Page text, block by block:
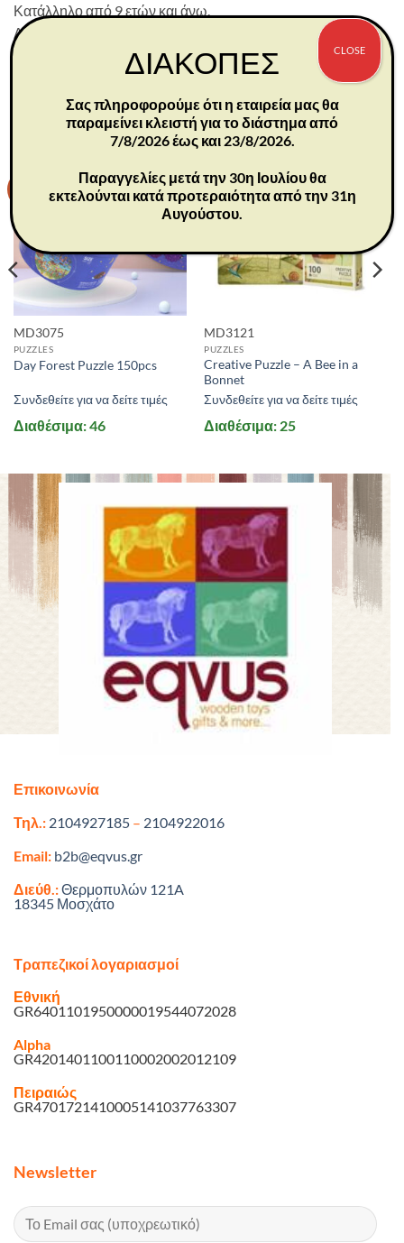
Κατάλληλο από 9 ετών και άνω.
Διαστάσεις συσκευασίας: 25,5×23,5×4,6 εκ.
ΣΧΕΤΙΚΆ ΠΡΟΪΌΝΤΑ
MD3075
PUZZLES
Day Forest Puzzle 150pcs
Συνδεθείτε για να δείτε τιμές
Διαθέσιμα: 46
-30%
MD3121
PUZZLES
Creative Puzzle – A Bee in a
Bonnet
Συνδεθείτε για να δείτε τιμές
Διαθέσιμα: 25
Επικοινωνία
Τηλ.: 2104927185 – 2104922016
Email: b2b@eqvus.gr
Διεύθ.:Θερμοπυλών 121A
18345 Μοσχάτο
Τραπεζικοί λογαριασμοί
Εθνική
GR6401101950000019544072028
Alpha
GR4201401100110002002012109
Πειραιώς
GR4701721410005141037763307
Newsletter
ΔΙΑΚΟΠΕΣ
Σας πληροφορούμε ότι η εταιρεία μας θα
παραμείνει κλειστή για το διάστημα από
7/8/2026 έως και 23/8/2026.
Παραγγελίες μετά την 30η Ιουλίου θα
εκτελούνται κατά προτεραιότητα από την 31η
Αυγούστου.
CLOSE